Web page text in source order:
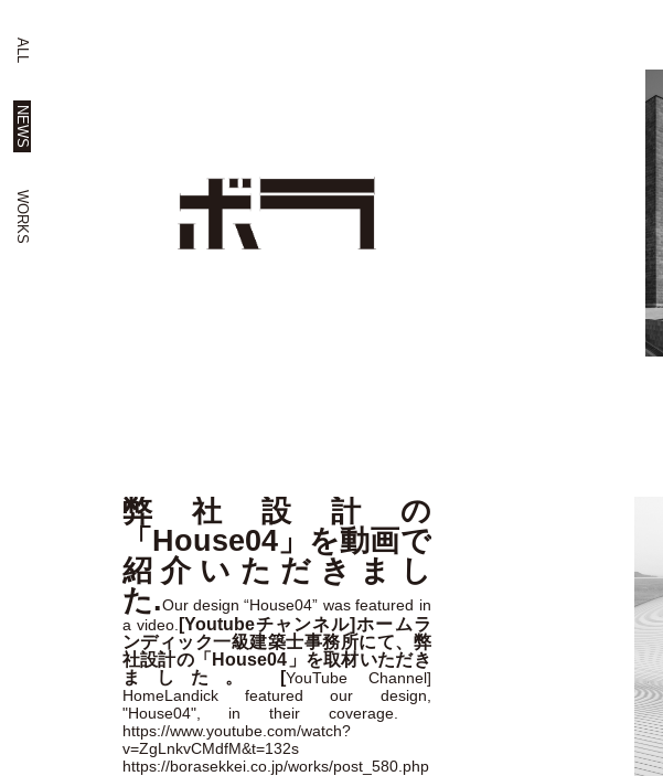
ALL
NEWS
WORKS
弊社設計の
「House04」を動画で
紹介いただきまし
た.Our design “House04” was featured in
a video. [Youtubeチャンネル]ホームラ
ンディック一級建築士事務所にて、弊
社設計の「House04」を取材いただき
ました。 [YouTube Channel]
HomeLandick featured our design,
"House04", in their coverage.
https://www.youtube.com/watch?
v=ZgLnkvCMdfM&t=132s
https://borasekkei.co.jp/works/post_580.php